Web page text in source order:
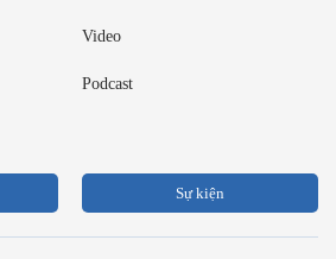
Video
Podcast
Sự kiện